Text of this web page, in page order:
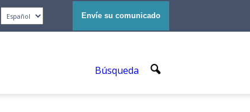
Envíe su comunicado
Búsqueda